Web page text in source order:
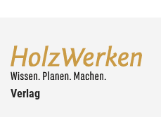
Verlag